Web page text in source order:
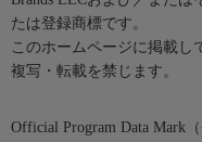
たは登録商標です。
このホームページに掲載し
複写・転載を禁じます。
Official Program Data Mark